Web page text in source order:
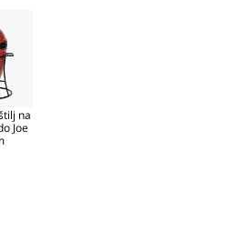
na
Joe